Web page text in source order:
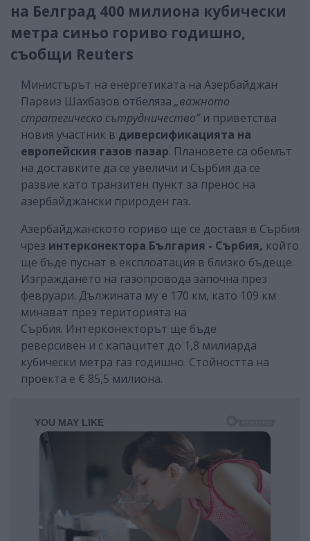
на Белград 400 милиона кубически
метра синьо гориво годишно,
съобщи Reuters
Министърът на енергетиката на Азербайджан
Парвиз Шахбазов отбеляза „важното
стратегическо сътрудничество”и приветства
новия участник в диверсификацията на
европейския газов пазар. Плановете са обемът
на доставките да се увеличи и Сърбия да се
развие като транзитен пункт за пренос на
азербайджански природен газ.
Азербайджанското гориво ще се доставя в Сърбия
чрез интерконектора България - Сърбия, който
ще бъде пуснат в експлоатация в близко бъдеще.
Изграждането на газопровода започна през
февруари. Дължината му е 170 км, като 109 км
минават през територията на
Сърбия. Интерконекторът ще бъде
реверсивен и с капацитет до 1,8 милиарда
кубически метра газ годишно. Стойността на
проекта е € 85,5 милиона.